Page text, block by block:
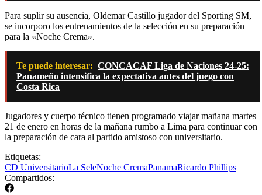
Para suplir su ausencia, Oldemar Castillo jugador del Sporting SM,
se incorporo los entrenamientos de la selección en su preparación
para la «Noche Crema».
Te puede interesar: CONCACAF Liga de Naciones 24-25:
Panameño intensifica la expectativa antes del juego con
Costa Rica
Jugadores y cuerpo técnico tienen programado viajar mañana martes
21 de enero en horas de la mañana rumbo a Lima para continuar con
la preparación de cara al partido amistoso con universitario.
Etiquetas:
CD UniversitarioLa SeleNoche CremaPanamaRicardo Phillips
Compartidos: